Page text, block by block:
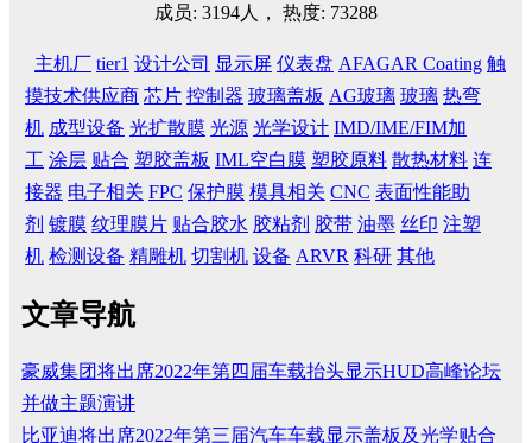
成员: 3194人， 热度: 73288
主机厂 tier1 设计公司 显示屏 仪表盘 AFAGAR Coating 触
摸技术供应商 芯片 控制器 玻璃盖板 AG玻璃 玻璃 热弯
机 成型设备 光扩散膜 光源 光学设计 IMD/IME/FIM加
工 涂层 贴合 塑胶盖板 IML空白膜 塑胶原料 散热材料 连
接器 电子相关 FPC 保护膜 模具相关 CNC 表面性能助
剂 镀膜 纹理膜片 贴合胶水 胶粘剂 胶带 油墨 丝印 注塑
机 检测设备 精雕机 切割机 设备 ARVR 科研 其他
文章导航
豪威集团将出席2022年第四届车载抬头显示HUD高峰论坛
并做主题演讲
比亚迪将出席2022年第三届汽车车载显示盖板及光学贴合